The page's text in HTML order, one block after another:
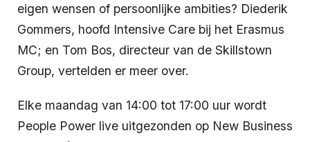
eigen wensen of persoonlijke ambities? Diederik
Gommers, hoofd Intensive Care bij het Erasmus
MC; en Tom Bos, directeur van de Skillstown
Group, vertelden er meer over.
Elke maandag van 14:00 tot 17:00 uur wordt
People Power live uitgezonden op New Business